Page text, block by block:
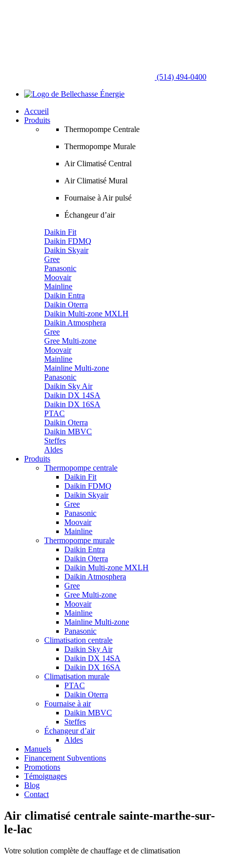
(514) 494-0400
Accueil
Produits
Thermopompe Centrale
Thermopompe Murale
Air Climatisé Central
Air Climatisé Mural
Fournaise à Air pulsé
Échangeur d’air
Daikin Fit
Daikin FDMQ
Daikin Skyair
Gree
Panasonic
Moovair
Mainline
Daikin Entra
Daikin Oterra
Daikin Multi-zone MXLH
Daikin Atmosphera
Gree
Gree Multi-zone
Moovair
Mainline
Mainline Multi-zone
Panasonic
Daikin Sky Air
Daikin DX 14SA
Daikin DX 16SA
PTAC
Daikin Oterra
Daikin MBVC
Steffes
Aldes
Produits
Thermopompe centrale
Daikin Fit
Daikin FDMQ
Daikin Skyair
Gree
Panasonic
Moovair
Mainline
Thermopompe murale
Daikin Entra
Daikin Oterra
Daikin Multi-zone MXLH
Daikin Atmosphera
Gree
Gree Multi-zone
Moovair
Mainline
Mainline Multi-zone
Panasonic
Climatisation centrale
Daikin Sky Air
Daikin DX 14SA
Daikin DX 16SA
Climatisation murale
PTAC
Daikin Oterra
Fournaise à air
Daikin MBVC
Steffes
Échangeur d’air
Aldes
Manuels
Financement Subventions
Promotions
Témoignages
Blog
Contact
Air climatisé centrale sainte-marthe-sur-
le-lac
Votre solution complète de chauffage et de climatisation